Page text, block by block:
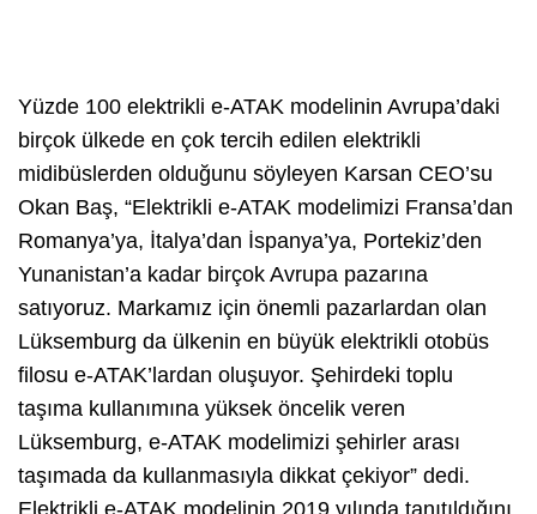
Yüzde 100 elektrikli e-ATAK modelinin Avrupa’daki
birçok ülkede en çok tercih edilen elektrikli
midibüslerden olduğunu söyleyen Karsan CEO’su
Okan Baş, “Elektrikli e-ATAK modelimizi Fransa’dan
Romanya’ya, İtalya’dan İspanya’ya, Portekiz’den
Yunanistan’a kadar birçok Avrupa pazarına
satıyoruz. Markamız için önemli pazarlardan olan
Lüksemburg da ülkenin en büyük elektrikli otobüs
filosu e-ATAK’lardan oluşuyor. Şehirdeki toplu
taşıma kullanımına yüksek öncelik veren
Lüksemburg, e-ATAK modelimizi şehirler arası
taşımada da kullanmasıyla dikkat çekiyor” dedi.